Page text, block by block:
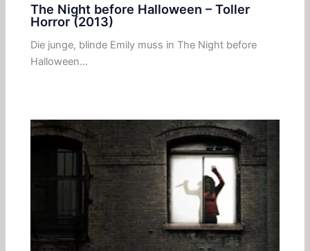
The Night before Halloween – Toller
Horror (2013)
Die junge, blinde Emily muss in The Night before
Halloween…